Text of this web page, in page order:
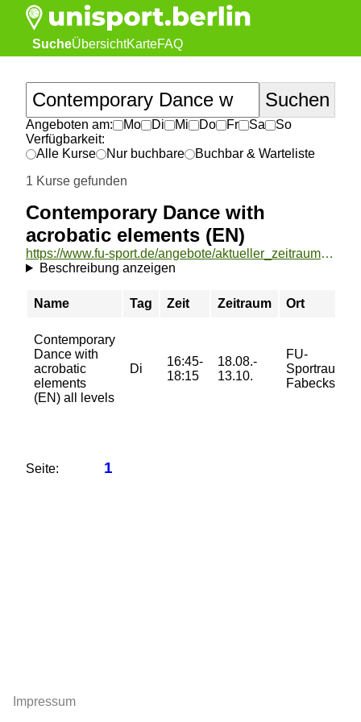
SucheÜbersichtKarteFAQ
Angeboten am: Mo Di Mi Do Fr Sa
So
Verfügbarkeit:
Alle Kurse
Nur buchbare
Buchbar & Warteliste
1 Kurse gefunden
Contemporary Dance with
acrobatic elements (EN)
https://www.fu-sport.de/angebote/aktueller_zeitraum/_Contemporary_Dance_with_acrobatic_elements__EN_.html
Beschreibung anzeigen
Name Tag Zeit Zeitraum Ort
Contemporary
Dance with
acrobatic
elements
(EN) all levels
Di
16:45-
18:15
18.08.-
13.10.
FU-
Sportraum
Seite: 1
Impressum